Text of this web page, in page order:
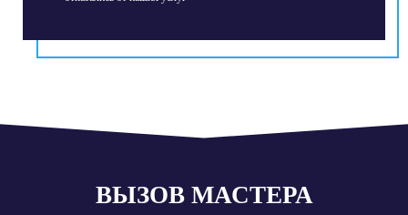
ВЫЗОВ МАСТЕРА